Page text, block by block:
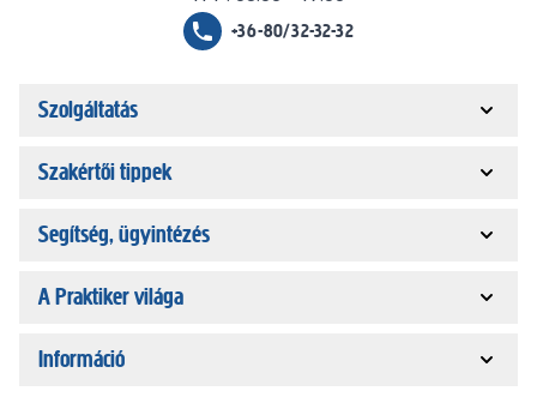
+36-80/32-32-32
Szolgáltatás
Szakértői tippek
Segítség, ügyintézés
A Praktiker világa
Információ